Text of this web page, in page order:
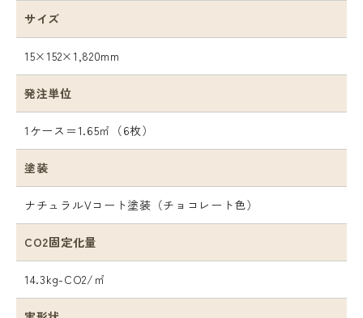
サイズ
15×152×1,820mm
発注単位
1ケース＝1.65㎡（6枚）
塗装
ナチュラルVコート塗装（チョコレート色）
CO2固定化量
14.3kg-CO2/㎡